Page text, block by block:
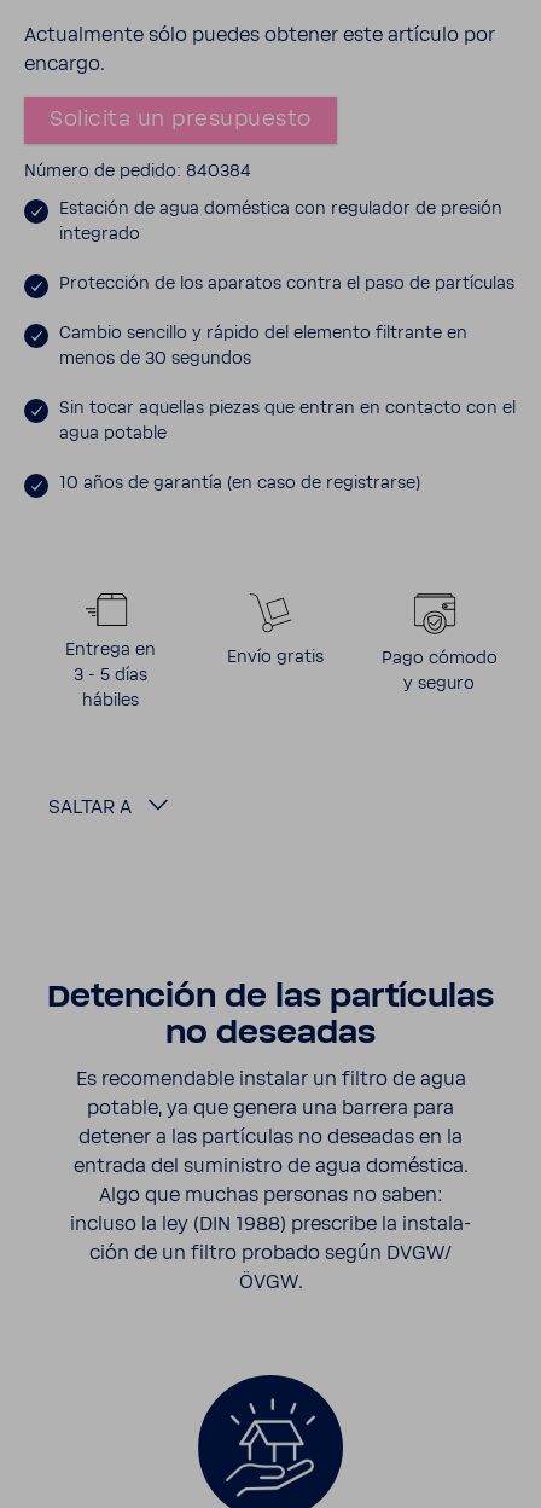
Actual­mente sólo puedes obtener este artículo por
encargo.
Soli­cita un presu­puesto
Número de pedido: 840384
Esta­ción de agua domés­tica con regu­lador de presión
inte­grado
Protec­ción de los aparatos contra el paso de partí­culas
Cambio sencillo y rápido del elemento filtrante en
menos de 30 segundos
Sin tocar aque­llas piezas que entran en contacto con el
agua potable
10 años de garantía (en caso de regis­trarse)
Entrega en
3 - 5 días
hábiles
Envío gratis
Pago cómodo
y seguro
SALTAR A
Deten­ción de las partí­culas
no deseadas
Es reco­men­dable instalar un filtro de agua
potable, ya que genera una barrera para
detener a las partí­culas no deseadas en la
entrada del sumi­nistro de agua domés­tica.
Algo que muchas personas no saben:
incluso la ley (DIN 1988) pres­cribe la insta­la­
ción de un filtro probado según DVGW/
ÖVGW.